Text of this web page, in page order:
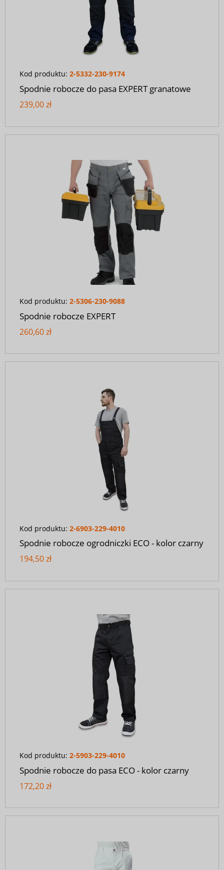
Kod produktu: 2-5332-230-9174
Spodnie robocze do pasa EXPERT granatowe
239,00 zł
Kod produktu: 2-5306-230-9088
Spodnie robocze EXPERT
260,60 zł
Kod produktu: 2-6903-229-4010
Spodnie robocze ogrodniczki ECO - kolor czarny
194,50 zł
Kod produktu: 2-5903-229-4010
Spodnie robocze do pasa ECO - kolor czarny
172,20 zł